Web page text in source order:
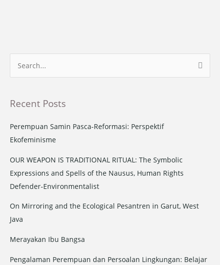
r
o
r
:
Recent Posts
Perempuan Samin Pasca-Reformasi: Perspektif
Ekofeminisme
OUR WEAPON IS TRADITIONAL RITUAL: The Symbolic
Expressions and Spells of the Nausus, Human Rights
Defender-Environmentalist
On Mirroring and the Ecological Pesantren in Garut, West
Java
Merayakan Ibu Bangsa
Pengalaman Perempuan dan Persoalan Lingkungan: Belajar